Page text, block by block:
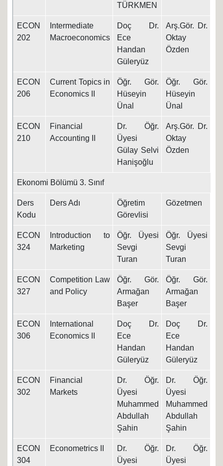
TÜRKMEN
ECON
202
Intermediate
Macroeconomics
Doç Dr.
Ece
Handan
Güleryüz
Arş.Gör. Dr.
Oktay
Özden
ECON
206
Current Topics in
Economics II
Öğr. Gör.
Hüseyin
Ünal
Öğr. Gör.
Hüseyin
Ünal
ECON
210
Financial
Accounting II
Dr. Öğr.
Üyesi
Gülay Selvi
Hanişoğlu
Arş.Gör. Dr.
Oktay
Özden
Ekonomi Bölümü 3. Sınıf
Ders
Kodu
Ders Adı
Öğretim
Görevlisi
Gözetmen
ECON
324
Introduction to
Marketing
Öğr. Üyesi
Sevgi
Turan
Öğr. Üyesi
Sevgi
Turan
ECON
327
Competition Law
and Policy
Öğr. Gör.
Armağan
Başer
Öğr. Gör.
Armağan
Başer
ECON
306
International
Economics II
Doç Dr.
Ece
Handan
Güleryüz
Doç Dr.
Ece
Handan
Güleryüz
ECON
302
Financial
Markets
Dr. Öğr.
Üyesi
Muhammed
Abdullah
Şahin
Dr. Öğr.
Üyesi
Muhammed
Abdullah
Şahin
ECON
304
Econometrics II
Dr. Öğr.
Üyesi
Dr. Öğr.
Üyesi